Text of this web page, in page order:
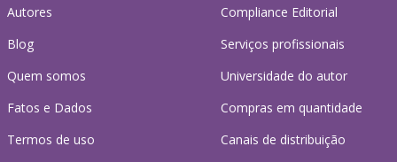
Autores
Blog
Quem somos
Fatos e Dados
Termos de uso
Compliance Editorial
Serviços profissionais
Universidade do autor
Compras em quantidade
Canais de distribuição